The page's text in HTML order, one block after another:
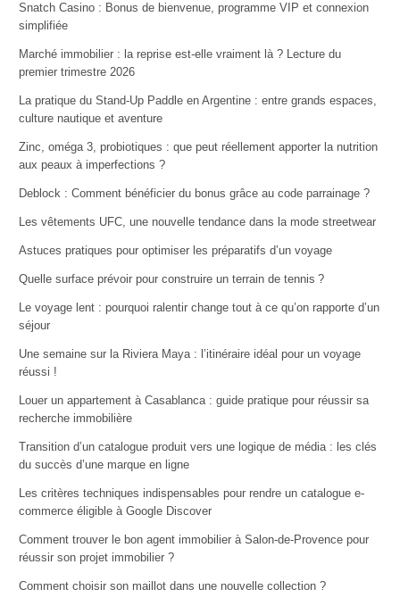
Snatch Casino : Bonus de bienvenue, programme VIP et connexion
simplifiée
Marché immobilier : la reprise est-elle vraiment là ? Lecture du
premier trimestre 2026
La pratique du Stand-Up Paddle en Argentine : entre grands espaces,
culture nautique et aventure
Zinc, oméga 3, probiotiques : que peut réellement apporter la nutrition
aux peaux à imperfections ?
Deblock : Comment bénéficier du bonus grâce au code parrainage ?
Les vêtements UFC, une nouvelle tendance dans la mode streetwear
Astuces pratiques pour optimiser les préparatifs d’un voyage
Quelle surface prévoir pour construire un terrain de tennis ?
Le voyage lent : pourquoi ralentir change tout à ce qu’on rapporte d’un
séjour
Une semaine sur la Riviera Maya : l’itinéraire idéal pour un voyage
réussi !
Louer un appartement à Casablanca : guide pratique pour réussir sa
recherche immobilière
Transition d’un catalogue produit vers une logique de média : les clés
du succès d’une marque en ligne
Les critères techniques indispensables pour rendre un catalogue e-
commerce éligible à Google Discover
Comment trouver le bon agent immobilier à Salon-de-Provence pour
réussir son projet immobilier ?
Comment choisir son maillot dans une nouvelle collection ?